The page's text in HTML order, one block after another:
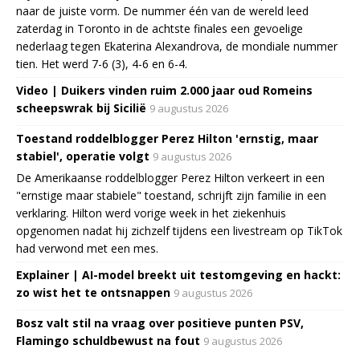
naar de juiste vorm. De nummer één van de wereld leed
zaterdag in Toronto in de achtste finales een gevoelige
nederlaag tegen Ekaterina Alexandrova, de mondiale nummer
tien. Het werd 7-6 (3), 4-6 en 6-4.
Video | Duikers vinden ruim 2.000 jaar oud Romeins
scheepswrak bij Sicilië 9 augustus 2026
Toestand roddelblogger Perez Hilton 'ernstig, maar
stabiel', operatie volgt 9 augustus 2026
De Amerikaanse roddelblogger Perez Hilton verkeert in een
"ernstige maar stabiele" toestand, schrijft zijn familie in een
verklaring. Hilton werd vorige week in het ziekenhuis
opgenomen nadat hij zichzelf tijdens een livestream op TikTok
had verwond met een mes.
Explainer | AI-model breekt uit testomgeving en hackt:
zo wist het te ontsnappen 9 augustus 2026
Bosz valt stil na vraag over positieve punten PSV,
Flamingo schuldbewust na fout 9 augustus 2026